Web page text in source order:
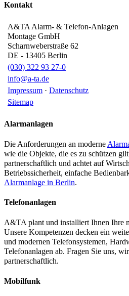
Kontakt
A&TA Alarm- & Telefon-Anlagen
Montage GmbH
Scharnweberstraße 62
DE - 13405 Berlin
(030) 322 93 27-0
info@a-ta.de
Impressum · Datenschutz
Sitemap
Alarmanlagen
Die Anforderungen an moderne
wie die Objekte, die es zu schützen
partnerschaftlich und achtet auf
Betriebssicherheit, einfache
Alarmanlage in Berlin.
Telefonanlagen
A&TA plant und installiert Ihnen Ihre
Unsere Kompetenzen decken ein
und modernen Telefonsystemen,
Telefonanlagen ab. Fragen Sie uns,
partnerschaftlich.
Mobilfunk